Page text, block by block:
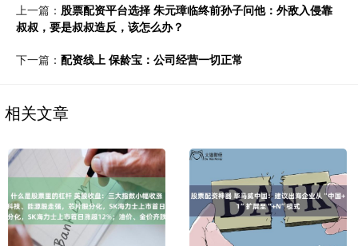
上一篇： 股票配资平台选择 朱元璋临终前孙子问他：外敌入侵靠
叔叔，要是叔叔造反，该怎么办？
下一篇： 配资线上 保龄宝：公司经营一切正常
相关文章